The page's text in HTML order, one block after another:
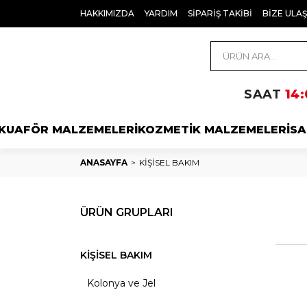
HAKKIMIZDA YARDIM SİPARİŞ TAKİBİ BİZE
SAAT
MALZEMELERİKOZMETİK MALZEMELERİ
ANASAYFA KİŞİSEL BAKIM
ÜRÜN GRUPLARI
KİŞİSEL BAKIM
Kolonya ve Jel